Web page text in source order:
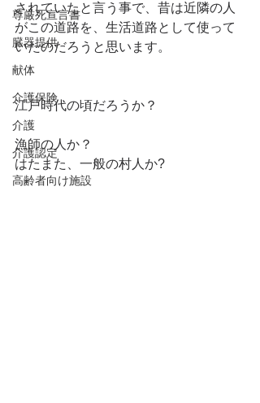
尊厳死宣言書
臓器提供
献体
介護保険
介護
介護認定
高齢者向け施設
されていたと言う事で、昔は近隣の人
がこの道路を、生活道路として使って
いたのだろうと思います。
江戸時代の頃だろうか？
漁師の人か？
はたまた、一般の村人か?